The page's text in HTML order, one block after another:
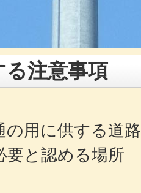
注意事項
の用に供する道
要と認める場所